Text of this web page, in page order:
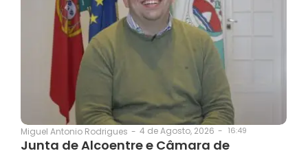
Miguel Antonio Rodrigues - 4 de Agosto, 2026 - 16:49
Junta de Alcoentre e Câmara de